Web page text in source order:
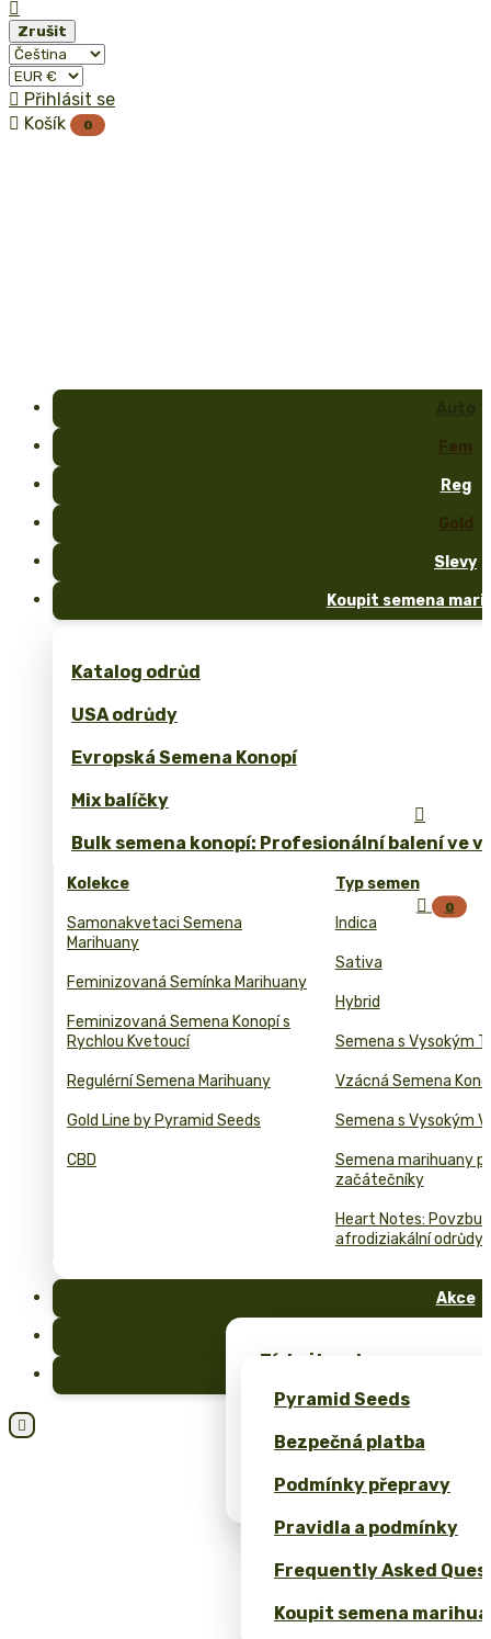

Zrušit
 Přihlásit se
 Košík 0
Fem
Reg
Gold
Slevy
Koupit semena
Katalog odrůd
USA odrůdy
Evropská Semena Konopí
Mix balíčky
Bulk semena konopí: Profesionální balení ve
Kolekce
Samonakvetaci Semena
Marihuany
Feminizovaná Semínka Marihuany
Feminizovaná Semena Konopí s
Rychlou Kvetoucí
Regulérní Semena Marihuany
Gold Line by Pyramid Seeds
CBD
Typ semen
Indica
Sativa
Hybrid
Semena s Vysokým
Vzácná Semena
Semena s Vysokým
Semena marihuany
začátečníky
Heart Notes:
afrodiziakální odrůdy
Akce
Získejte zdarma semena
(ROI)
Pyramid Seeds
Bezpečná platba
Podmínky přepravy
Pravidla a podmínky
Frequently Asked
Koupit semena


 0